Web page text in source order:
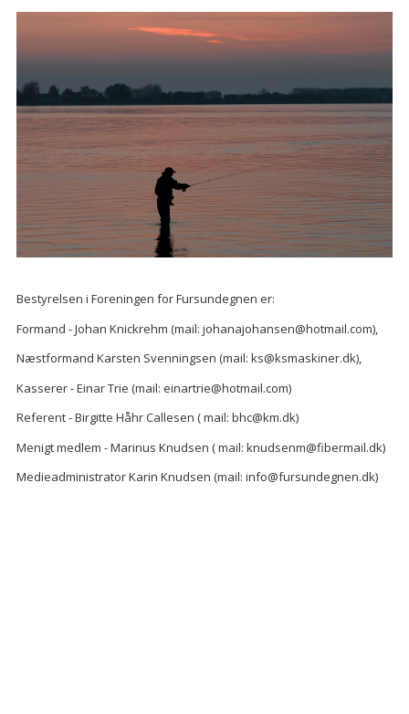
Bestyrelsen i Foreningen for Fursundegnen er:
Formand - Johan Knickrehm (mail: johanajohansen@hotmail.com),
Næstformand Karsten Svenningsen (mail: ks@ksmaskiner.dk),
Kasserer - Einar Trie (mail: einartrie@hotmail.com)
Referent - Birgitte Håhr Callesen ( mail: bhc@km.dk)
Menigt medlem - Marinus Knudsen ( mail: knudsenm@fibermail.dk)
Medieadministrator Karin Knudsen (mail: info@fursundegnen.dk)